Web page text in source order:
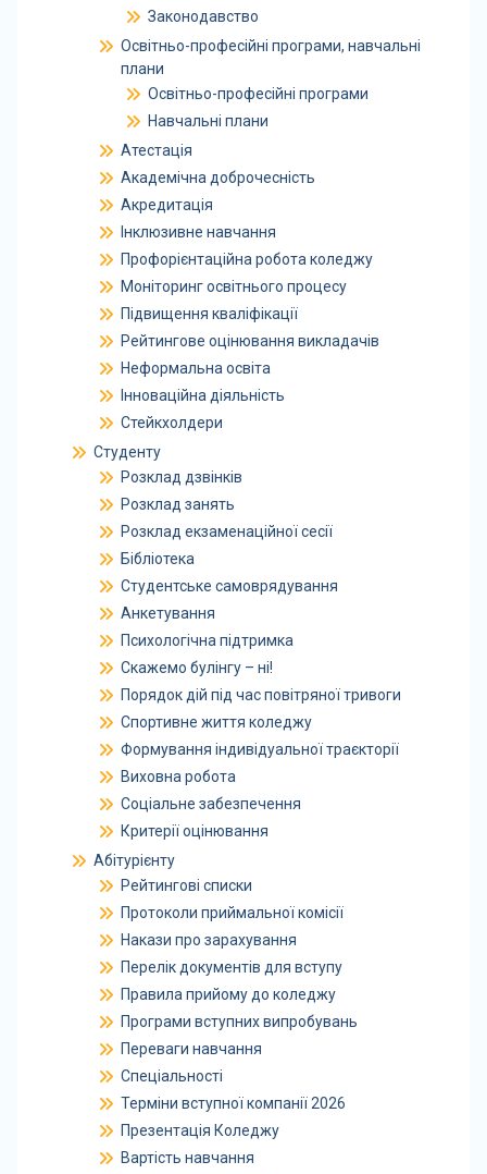
Законодавство
Освітньо-професійні програми, навчальні
плани
Освітньо-професійні програми
Навчальні плани
Атестація
Академічна доброчесність
Акредитація
Інклюзивне навчання
Профорієнтаційна робота коледжу
Моніторинг освітнього процесу
Підвищення кваліфікації
Рейтингове оцінювання викладачів
Неформальна освіта
Інноваційна діяльність
Стейкхолдери
Студенту
Розклад дзвінків
Розклад занять
Розклад екзаменаційної сесії
Бібліотека
Студентське самоврядування
Анкетування
Психологічна підтримка
Скажемо булінгу – ні!
Порядок дій під час повітряної тривоги
Спортивне життя коледжу
Формування індивідуальної траєкторії
Виховна робота
Соціальне забезпечення
Критерії оцінювання
Абітурієнту
Рейтингові списки
Протоколи приймальної комісії
Накази про зарахування
Перелік документів для вступу
Правила прийому до коледжу
Програми вступних випробувань
Переваги навчання
Спеціальності
Терміни вступної компанії 2026
Презентація Коледжу
Вартість навчання